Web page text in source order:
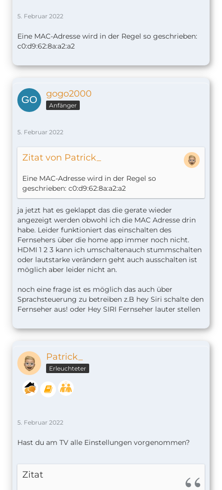
5. Februar 2022
Eine MAC-Adresse wird in der Regel so geschrieben:
c0:d9:62:8a:a2:a2
gogo2000
Anfänger
5. Februar 2022
Zitat von Patrick_
Eine MAC-Adresse wird in der Regel so
geschrieben: c0:d9:62:8a:a2:a2
ja jetzt hat es geklappt das die gerate wieder
angezeigt werden obwohl ich die MAC Adresse drin
habe. Leider funktioniert das einschalten des
Fernsehers über die home app immer noch nicht.
HDMI 1 2 3 kann ich umschaltenauch stummschalten
oder lautstarke verändern geht auch ausschalten ist
möglich aber leider nicht an.
noch eine frage ist es möglich das auch über
Sprachsteuerung zu betreiben z.B hey Siri schalte den
Fernseher aus! oder Hey SIRI Fernseher lauter stellen
Patrick_
Erleuchteter
5. Februar 2022
Hast du am TV alle Einstellungen vorgenommen?
Zitat